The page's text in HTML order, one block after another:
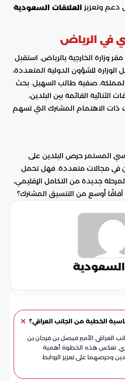
دعم وتعزيز العلاقات السعودية
في الرياض
وزارة الخارجية بالرياض. استقبل
الوزارة للشؤون الدولية المتعددة،
صفية طالب السهيل. بحث
الثنائية القائمة بين البلدين،
الاهتمام المشترك التي تسهم
المستمر حرص البلدين على
في مجالات متعددة. فهل تحمل
جديدة من التكامل الإقليمي،
آفاقًا أوسع من التنسيق المشترك؟
السعودية
الخطية من الجانب العراقي؟
العراقي الأمير فيصل بن فرحان بن
تعكس هذه الخطوة أهمية
وحرصهما على تعزيز الروابط